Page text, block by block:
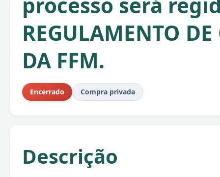
REGULAMENTO DE
DA FFM.
Encerrado Compra privada
Descrição